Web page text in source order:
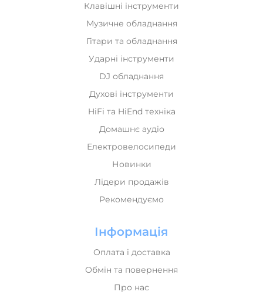
Клавішні інструменти
Музичне обладнання
Гітари та обладнання
Ударні інструменти
DJ обладнання
Духові інструменти
HiFi та HiEnd техніка
Домашнє аудіо
Електровелосипеди
Новинки
Лідери продажів
Рекомендуємо
Інформація
Оплата і доставка
Обмін та повернення
Про нас